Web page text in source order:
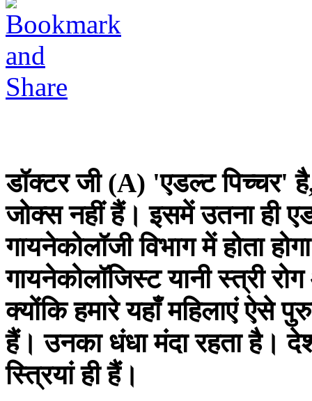
डॉक्टर जी (A) 'एडल्ट पिच्चर'
जोक्स नहीं हैं। इसमें उतना ही
गायनेकोलॉजी विभाग में होता
गायनेकोलॉजिस्ट यानी स्त्री
क्योंकि हमारे यहाँ महिलाएं ऐसे
हैं। उनका धंधा मंदा रहता है।
स्त्रियां ही हैं।